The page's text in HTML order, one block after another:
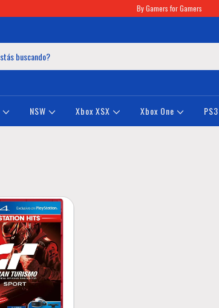
By Gamers for Gamers
NSW Xbox XSX Xbox One PS3